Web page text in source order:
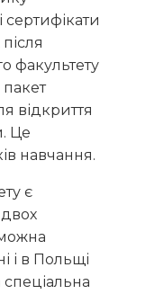
сертифікати
факультету
відкриття
Це
навчання.
є
і в Польщі